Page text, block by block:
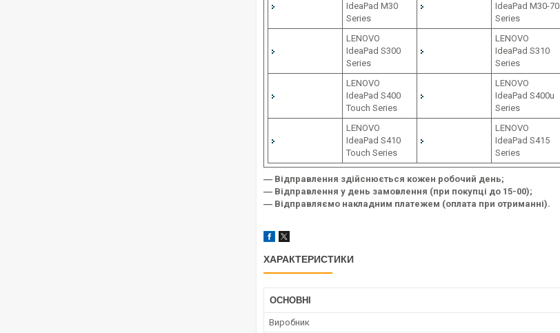
IdeaPad M30
Series
IdeaPad M30-70
Series
LENOVO
IdeaPad S300
Series
LENOVO
IdeaPad S310
Series
LENOVO
IdeaPad S400
Touch Series
LENOVO
IdeaPad S400u
Series
LENOVO
IdeaPad S410
Touch Series
LENOVO
IdeaPad S415
Series
― Відправлення здійснюється кожен робочий день;
― Відправлення у день замовлення (при покупці до 15-00);
― Відправляємо накладним платежем (оплата при отриманні).
ХАРАКТЕРИСТИКИ
ОСНОВНІ
Виробник